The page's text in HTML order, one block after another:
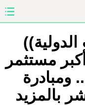
الصين
الشرق الأوسط
الاقتصاد
مستثمر
ومبادرة
بالمزيد